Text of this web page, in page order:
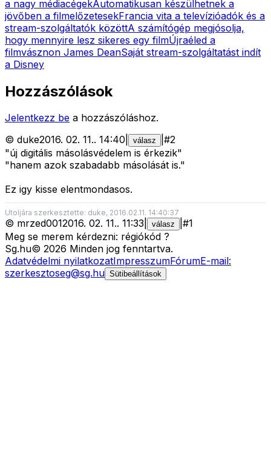
a nagy médiacégekAutomatikusan készülhetnek a
jövőben a filmelőzetesekFrancia vita a televízióadók és a
stream-szolgáltatók közöttA számítógép megjósolja,
hogy mennyire lesz sikeres egy filmÚjraéled a
filmvásznon James DeanSaját stream-szolgáltatást indít
a Disney
Hozzászólások
Jelentkezz be a hozzászóláshoz.
© duke2016. 02. 11.. 14:40 válasz #2
"új digitális másolásvédelem is érkezik"
"hanem azok szabadabb másolását is."
Ez igy kisse elentmondasos.
Utoljára szerkesztette: duke, 2016.02.11. 14:40:37
© mrzed0012016. 02. 11.. 11:33 válasz #1
Meg se merem kérdezni: régiókód ?
Sg.hu© 2026 Minden jog fenntartva.
Adatvédelmi nyilatkozatImpresszumFórumE-mail:
szerkesztoseg@sg.hu Sütibeállítások